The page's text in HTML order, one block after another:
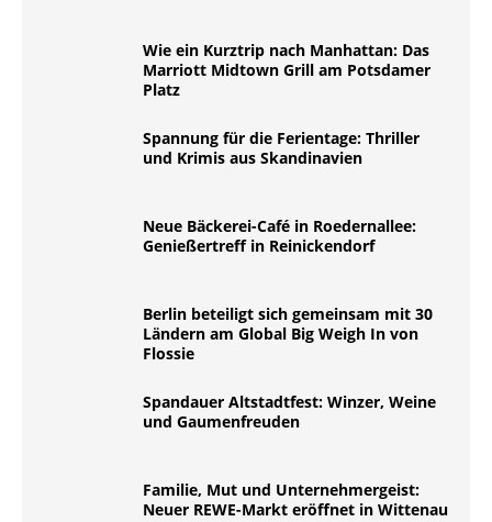
Wie ein Kurztrip nach Manhattan: Das
Marriott Midtown Grill am Potsdamer
Platz
Spannung für die Ferientage: Thriller
und Krimis aus Skandinavien
Neue Bäckerei-Café in Roedernallee:
Genießertreff in Reinickendorf
Berlin beteiligt sich gemeinsam mit 30
Ländern am Global Big Weigh In von
Flossie
Spandauer Altstadtfest: Winzer, Weine
und Gaumenfreuden
Familie, Mut und Unternehmergeist:
Neuer REWE-Markt eröffnet in Wittenau